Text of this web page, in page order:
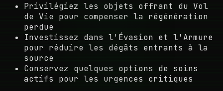
Privilégiez les objets offrant du Vol
de Vie pour compenser la régénération
perdue
Investissez dans l'Évasion et l'Armure
pour réduire les dégâts entrants à la
source
Conservez quelques options de soins
actifs pour les urgences critiques